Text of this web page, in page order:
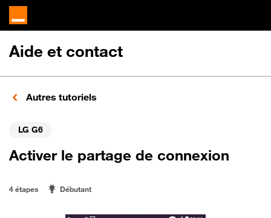
Aide et contact
Autres tutoriels
LG G6
Activer le partage de connexion
4 étapes Débutant